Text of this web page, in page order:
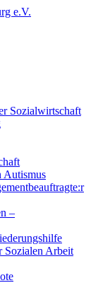
Sozialwirtschaft
Autismus
–
Sozialen Arbeit